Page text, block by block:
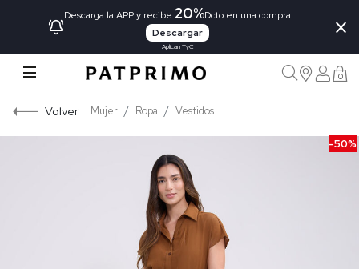
Descarga la APP y recibe 20%Dcto en una compra
Descargar
Aplican TyC
×
0
Volver Mujer Ropa Vestidos
-50%